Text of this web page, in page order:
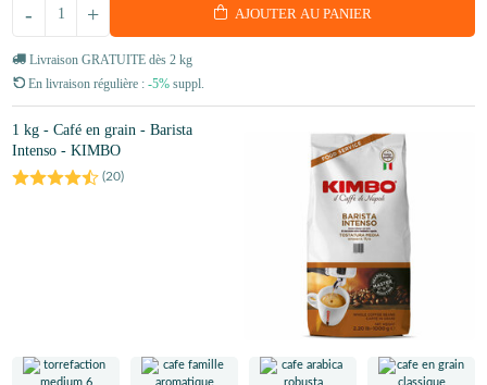
+
- AJOUTER AU PANIER
Livraison GRATUITE dès 2 kg
En livraison régulière : -5% suppl.
1 kg - Café en grain - Barista
Intenso - KIMBO
(20)